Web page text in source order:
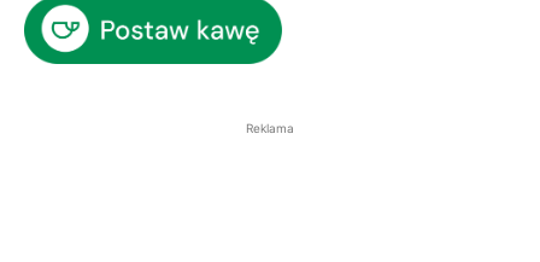
Reklama